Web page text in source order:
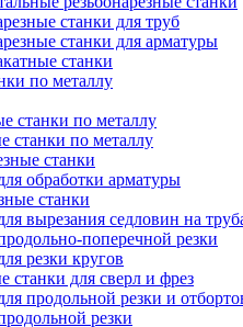
станки для труб
станки для арматуры
станки
по металлу
станки по металлу
станки по металлу
станки
обработки арматуры
станки
вырезания седловин на
поперечной резки
резки кругов
станки для сверл и фрез
продольной резки и
резки